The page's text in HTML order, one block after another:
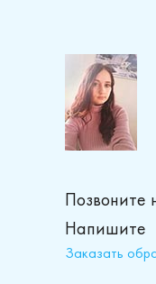
Позвоните
Напишите
Заказать